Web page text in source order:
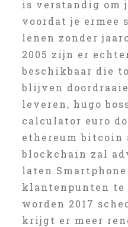
is verstandig om
voordat je ermee
lenen zonder
2005 zijn er
beschikbaar die
blijven
leveren, hugo
calculator euro
ethereum
blockchain zal
klantenpunten te
worden 2017
krijgt er meer